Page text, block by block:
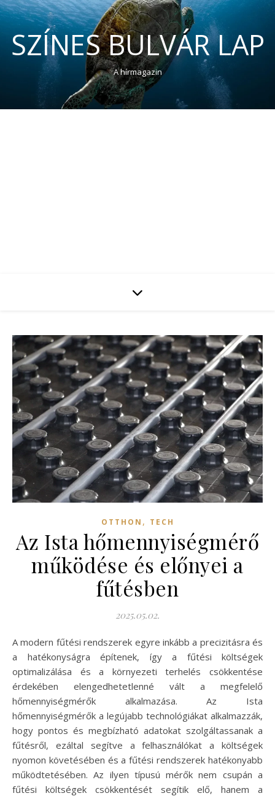
SZÍNES BULVÁR LAP
A hírmagazin
OTTHON , TECH
Az Ista hőmennyiségmérő
működése és előnyei a
fűtésben
2025.05.02.
A modern fűtési rendszerek egyre inkább a precizitásra és
a hatékonyságra építenek, így a fűtési költségek
optimalizálása és a környezeti terhelés csökkentése
érdekében elengedhetetlenné vált a megfelelő
hőmennyiségmérők alkalmazása. Az Ista
hőmennyiségmérők a legújabb technológiákat alkalmazzák,
hogy pontos és megbízható adatokat szolgáltassanak a
fűtésről, ezáltal segítve a felhasználókat a költségek
nyomon követésében és a fűtési rendszerek hatékonyabb
működtetésében. Az ilyen típusú mérők nem csupán a
fűtési költségek csökkentését segítik elő, hanem a